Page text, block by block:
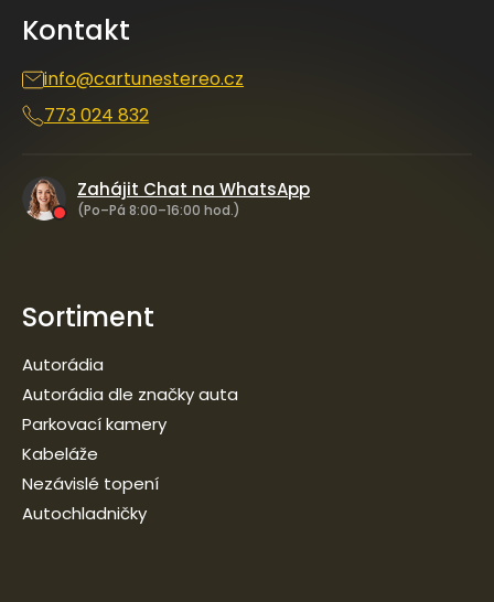
Kontakt
info@cartunestereo.cz
773 024 832
Zahájit Chat na WhatsApp
(Po–Pá 8:00–16:00 hod.)
Sortiment
Autorádia
Autorádia dle značky auta
Parkovací kamery
Kabeláže
Nezávislé topení
Autochladničky